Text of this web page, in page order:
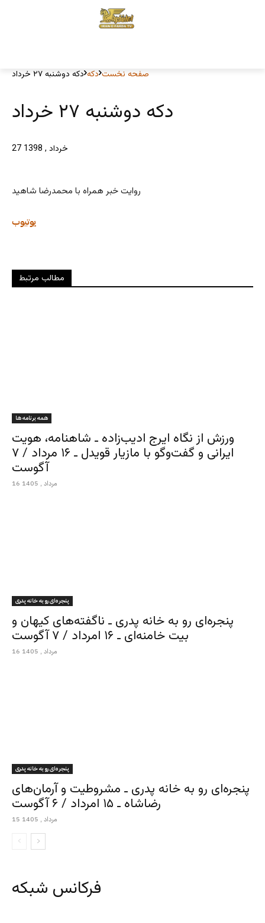
صفحه نخست دکه دکه دوشنبه ۲۷ خرداد
دکه دوشنبه ۲۷ خرداد
27 خرداد , 1398
روایت خبر همراه با محمدرضا شاهید
یوتیوب
مطالب مرتبط
همه برنامه ها
ورزش از نگاه ایرج ادیب‌زاده ـ شاهنامه، هویت
ایرانی و گفت‌وگو با مازیار قویدل ـ ۱۶ مرداد / ۷
آگوست
16 مرداد , 1405
پنجره‌ای رو به خانه پدری
پنجره‌ای رو به خانه پدری ـ ناگفته‌های کیهان و
بیت خامنه‌ای ـ ۱۶ امرداد / ۷ آگوست
16 مرداد , 1405
پنجره‌ای رو به خانه پدری
پنجره‌ای رو به خانه پدری ـ مشروطیت و آرمان‌های
رضاشاه ـ ۱۵ امرداد / ۶ آگوست
15 مرداد , 1405
فرکانس شبکه